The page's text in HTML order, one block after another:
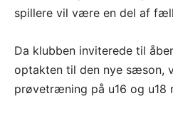
spillere vil være en del af
Da klubben inviterede til
optakten til den nye sæson,
prøvetræning på u16 og u18